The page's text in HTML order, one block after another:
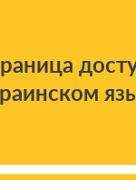
Надо не
и обсуждать
вы спросите
Особенно